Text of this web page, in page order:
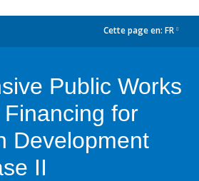
Cette page en: FR
Public Works
for
Development
II